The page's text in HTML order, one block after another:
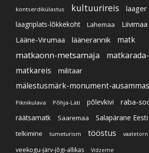
kontserdikülastus kultuurireis laager
laagriplats-lõkkekoht Lahemaa Liivimaa
Lääne-Virumaa
läänerannik matk
matkaonn-metsamaja
matkareis militaar
mälestusmärk-monument-ausammas
Piknikulava Põhja-Läti põlevkivi raba-
räätsamatk Saaremaa Salapärane Eesti
telkimine tumeturism tööstus vaatetorn
veekogu-järv-jõgi-allikas Vidzeme